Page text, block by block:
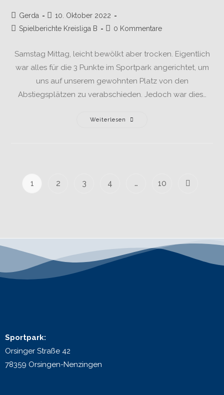
Gerda
10. Oktober 2022
Spielberichte Kreisliga B
0 Kommentare
Samstag Mittag, leicht bewölkt aber trocken. Eigentlich
war alles für die 3 Punkte im Sportpark angerichtet, um
uns auf unserem gewohnten Platz von den
Abstiegsplätzen zu verabschieden. Jedoch war dies…
Weiterlesen
1 2 3 4 … 10
Sportpark:
Orsinger Straße 42
78359 Orsingen-Nenzingen